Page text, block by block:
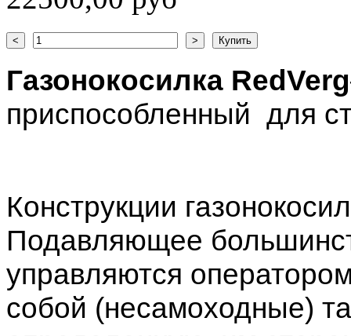
Газонокосилка RedVerg
приспособленный для
Конструкции
Подавляющее
управляются
собой (несамоходные)